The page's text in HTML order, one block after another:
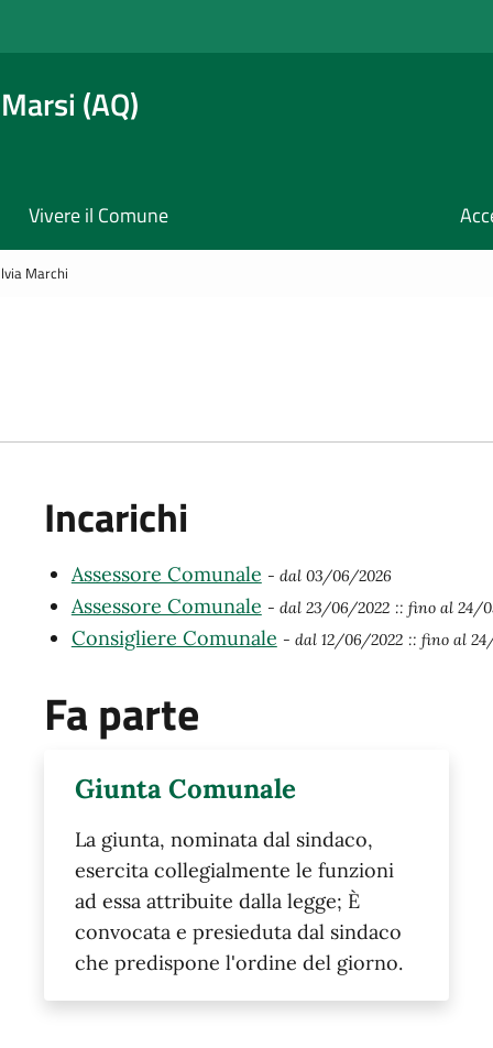
(AQ)
Vivere il Comune
Marchi
Incarichi
Assessore Comunale - dal 03/06/2026
Assessore Comunale - dal 23/06/2022 :: fino al 24/
Consigliere Comunale - dal 12/06/2022 :: fino al
Fa parte
Giunta Comunale
​La giunta, nominata dal sindaco,
esercita collegialmente le funzioni
ad essa attribuite dalla legge; È
convocata e presieduta dal sindaco
che predispone l'ordine del giorno.